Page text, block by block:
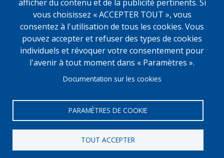
2023 Tous droits réservés
afficher du contenu et de la publicité pertinents. Si
vous choisissez « ACCEPTER TOUT », vous
consentez à l'utilisation de tous les cookies. Vous
pouvez accepter et refuser des types de cookies
individuels et révoquer votre consentement pour
l'avenir à tout moment dans « Paramètres ».
Documentation sur les cookies
PARAMÈTRES DE COOKIE
TOUT ACCEPTER